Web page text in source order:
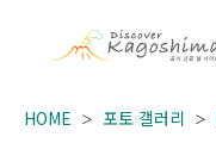
HOME 포토 갤러리